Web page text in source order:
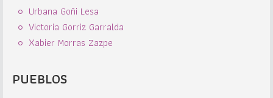
Urbana Goñi Lesa
Victoria Gorriz Garralda
Xabier Morras Zazpe
PUEBLOS